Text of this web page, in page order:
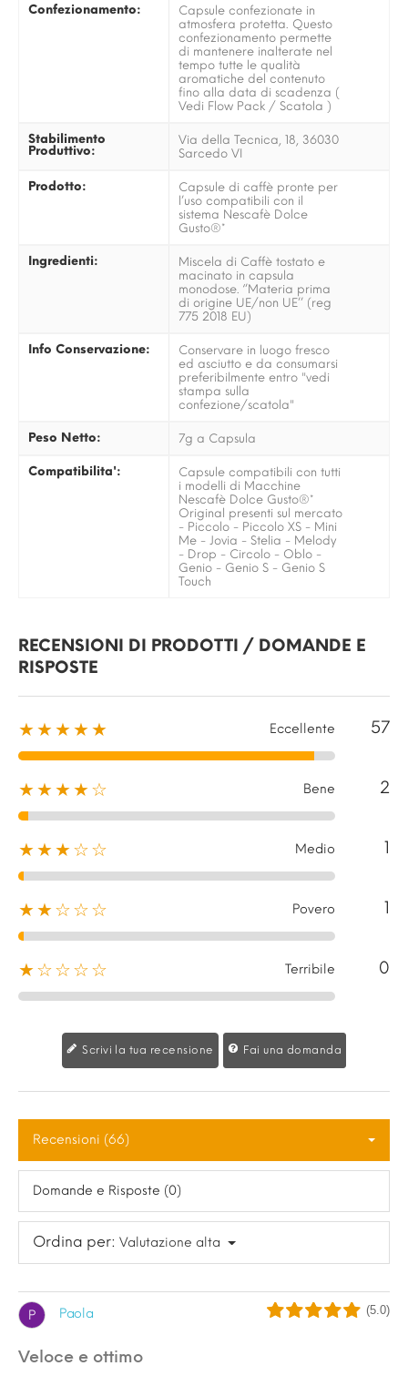
Confezionamento:
Capsule confezionate in
atmosfera protetta. Questo
confezionamento permette
di mantenere inalterate nel
tempo tutte le qualità
aromatiche del contenuto
fino alla data di scadenza (
Vedi Flow Pack / Scatola )
Stabilimento
Produttivo:
Via della Tecnica, 18, 36030
Sarcedo VI
Prodotto:
Capsule di caffè pronte per
l’uso compatibili con il
sistema Nescafè Dolce
Gusto®*
Ingredienti:
Miscela di Caffè tostato e
macinato in capsula
monodose. ‘’Materia prima
di origine UE/non UE’’ (reg
775 2018 EU)
Info Conservazione:
Conservare in luogo fresco
ed asciutto e da consumarsi
preferibilmente entro "vedi
stampa sulla
confezione/scatola"
Peso Netto: 7g a Capsula
Compatibilita':
Capsule compatibili con tutti
i modelli di Macchine
Nescafè Dolce Gusto®*
Original presenti sul mercato
- Piccolo - Piccolo XS - Mini
Me - Jovia - Stelia - Melody
- Drop - Circolo - Oblo -
Genio - Genio S - Genio S
Touch
RECENSIONI DI PRODOTTI / DOMANDE E
RISPOSTE
★★★★★ Eccellente 57
★★★★☆ Bene 2
★★★☆☆ Medio 1
★★☆☆☆ Povero 1
★☆☆☆☆ Terribile 0
Scrivi la tua recensione Fai una domanda
Recensioni (66)
Domande e Risposte (0)
Ordina per: Valutazione alta
P Paola (5.0)
Veloce e ottimo